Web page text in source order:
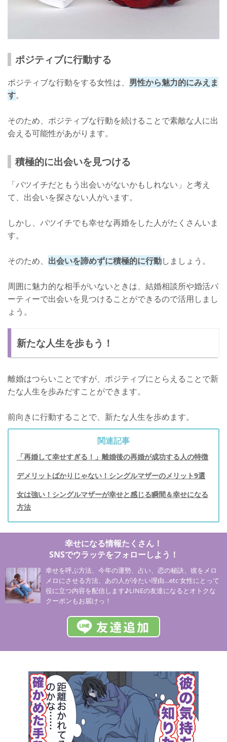
ポジティブに行動する
ポジティブな行動をする女性は、 男性から魅力的にみえま
す。
そのため、ポジティブな行動を続けることで素敵な人に出
会える可能性があがります。
積極的に出会いを見つける
「バツイチだともう出会いがないかもしれない」と考え
て、出会いを探さない人がいます。
しかし、バツイチでも幸せな再婚をした人がたくさんいま
す。
そのため、 出会いを諦めずに積極的に行動しましょう。
周囲に魅力的な相手がいないときは、結婚相談所や婚活パ
ーティーで出会いを見つけることができるので活用しまし
ょう。
新たな人生を歩もう！
離婚はつらいことですが、ポジティブにとらえることで新
たな人生を歩みだすことができます。
前向きに行動することで、新たな人生を歩めます。
関連記事
「再婚して幸せすぎる！」離婚後の再婚が成功する人の特徴
デメリットばかりじゃない！シングルマザーのメリット9選
女は強い！シングルマザーが幸せと感じる瞬間＆幸せになる
方法
幸せになる情報たくさん！
SNSでウラッテをフォローしよう！
幸せを呼ぶ方法、今年の運勢、占い、恋の秘訣、彼をメロ
メロにさせる方法、あの人が冷たい理由…etc 女性にとって
役に立つ内容を配信します♪LINEの友達になるとオトクな
クーポンもお届けっ！